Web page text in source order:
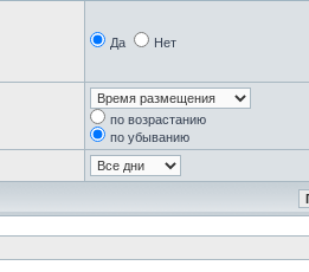
Да Нет
по возрастанию
по убыванию